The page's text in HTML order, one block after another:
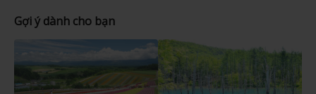
Gợi ý dành cho bạn